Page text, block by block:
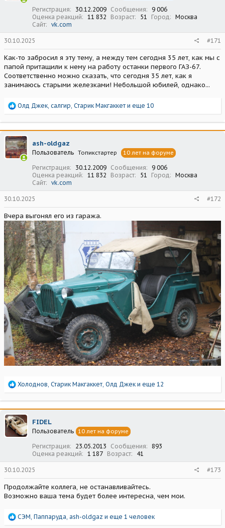
Регистрация 30.12.2009 Сообщения
9 006
Оценка реакций
11 832 Возраст 51 Город
Москва
Сайт
vk.com
30.10.2025 #171
Как-то забросил я эту тему, а между тем сегодня 35 лет, как мы с
папой притащили к нему на работу останки первого ГАЗ-67.
Соответственно можно сказать, что сегодня 35 лет, как я
занимаюсь старыми железками! Небольшой юбилей, однако...
Р
а
к
ц
и
и
Олд Джек, салгир, Старик Макгаккет и еще 10
ash-oldgaz
Пользователь Топикстартер 10 лет на форуме
Регистрация 30.12.2009 Сообщения
9 006
Оценка реакций
11 832 Возраст 51 Город
Москва
Сайт
vk.com
30.10.2025 #172
Вчера выгонял его из гаража.
Р
а
к
ц
и
и
Холоднов, Старик Макгаккет, Олд Джек и еще 12
FIDEL
Пользователь 10 лет на форуме
Регистрация 23.05.2013 Сообщения
893
Оценка реакций
1 187 Возраст 41
30.10.2025 #173
Продолжайте коллега, не останавливайтесь.
Возможно ваша тема будет более интересна, чем мои.
Р
СЭМ, Паппаруда, ash-oldgaz и еще 1 человек